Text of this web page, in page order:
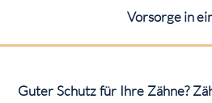
Vorsorge in
Guter Schutz für Ihre Zähne?